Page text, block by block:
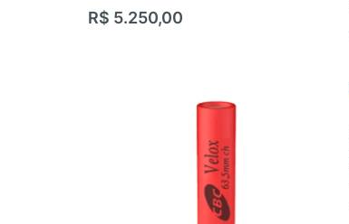
Avaliação
0
R$ 5.250,00